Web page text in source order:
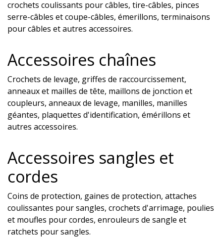
crochets coulissants pour câbles, tire-câbles, pinces
serre-câbles et coupe-câbles, émerillons, terminaisons
pour câbles et autres accessoires.
Accessoires chaînes
Crochets de levage, griffes de raccourcissement,
anneaux et mailles de tête, maillons de jonction et
coupleurs, anneaux de levage, manilles, manilles
géantes, plaquettes d'identification, émérillons et
autres accessoires.
Accessoires sangles et
cordes
Coins de protection, gaines de protection, attaches
coulissantes pour sangles, crochets d'arrimage, poulies
et moufles pour cordes, enrouleurs de sangle et
ratchets pour sangles.